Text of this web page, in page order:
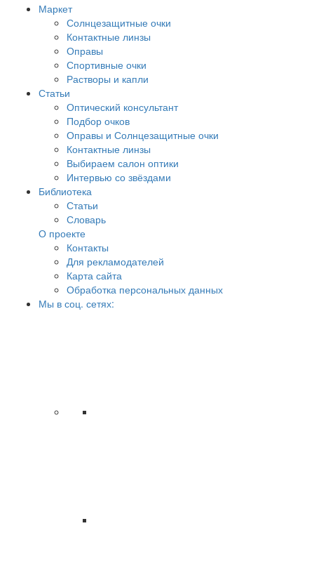
Маркет
Солнцезащитные очки
Контактные линзы
Оправы
Спортивные очки
Растворы и капли
Статьи
Оптический консультант
Подбор очков
Оправы и Солнцезащитные очки
Контактные линзы
Выбираем салон оптики
Интервью со звёздами
Библиотека
Статьи
Словарь
О проекте
Контакты
Для рекламодателей
Карта сайта
Обработка персональных данных
Мы в соц. сетях: